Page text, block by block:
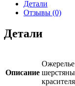
Детали
Отзывы (0)
Детали
Описание